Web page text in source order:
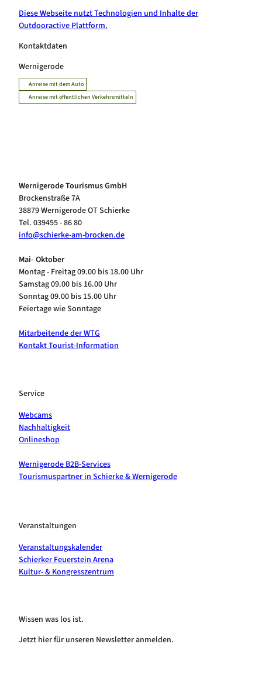
Diese Webseite nutzt Technologien und Inhalte der
Outdooractive Plattform.
Kontaktdaten
Wernigerode
Anreise mit dem Auto
Anreise mit öffentlichen Verkehrsmitteln
Wernigerode Tourismus GmbH
Brockenstraße 7A
38879 Wernigerode OT Schierke
Tel. 039455 - 86 80
info@schierke-am-brocken.de
Mai- Oktober
Montag - Freitag 09.00 bis 18.00 Uhr
Samstag 09.00 bis 16.00 Uhr
Sonntag 09.00 bis 15.00 Uhr
Feiertage wie Sonntage
Mitarbeitende der WTG
Kontakt Tourist-Information
Service
Webcams
Nachhaltigkeit
Onlineshop
Wernigerode B2B-Services
Tourismuspartner in Schierke & Wernigerode
Veranstaltungen
Veranstaltungskalender
Schierker Feuerstein Arena
Kultur- & Kongresszentrum
Wissen was los ist.
Jetzt hier für unseren Newsletter anmelden.